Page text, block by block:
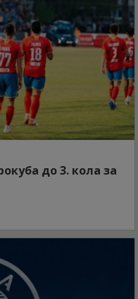
до 3. кола за